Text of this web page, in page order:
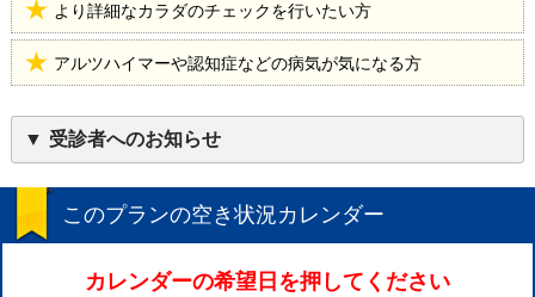
より詳細なカラダのチェックを行いたい方
アルツハイマーや認知症などの病気が気になる方
受診者へのお知らせ
このプランの空き状況カレンダー
カレンダーの希望日を押してください